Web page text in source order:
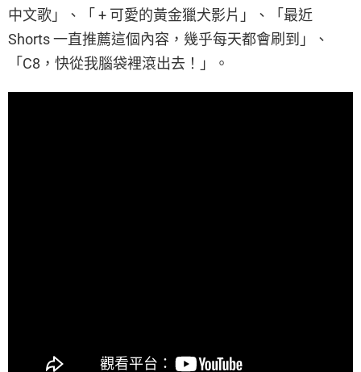
中文歌」、「 + 可愛的黃金獵犬影片」、「最近
Shorts 一直推薦這個內容，幾乎每天都會刷到」、
「C8，快從我腦袋裡滾出去！」。